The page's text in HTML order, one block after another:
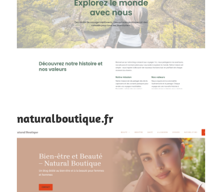
naturalboutique.fr